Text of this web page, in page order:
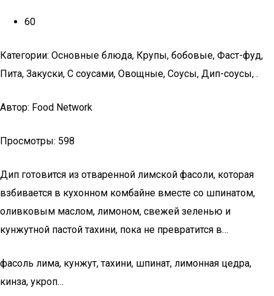
60
Категории: Основные блюда, Крупы, бобовые, Фаст-фуд,
Пита, Закуски, С соусами, Овощные, Соусы, Дип-соусы, .
Автор: Food Network
Просмотры: 598
Дип готовится из отваренной лимской фасоли, которая
взбивается в кухонном комбайне вместе со шпинатом,
оливковым маслом, лимоном, свежей зеленью и
кунжутной пастой тахини, пока не превратится в…
фасоль лима, кунжут, тахини, шпинат, лимонная цедра,
кинза, укроп…